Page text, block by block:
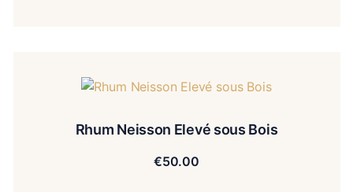
Rhum Neisson Elevé sous Bois
€50.00